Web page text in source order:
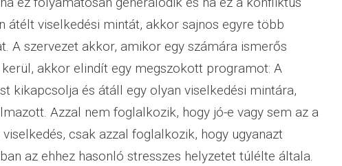
átélt viselkedési mintát, akkor sajnos egyre több
A szervezet akkor, amikor egy számára ismerős
akkor elindít egy megszokott programot: A
kikapcsolja és átáll egy olyan viselkedési mintára,
Azzal nem foglalkozik, hogy jó-e vagy sem az a
csak azzal foglalkozik, hogy ugyanazt
az ehhez hasonló stresszes helyzetet túlélte általa.